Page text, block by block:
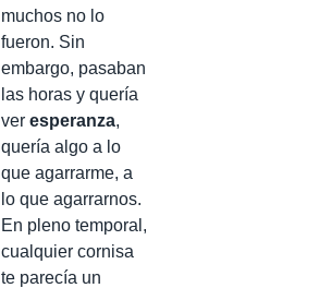
muchos no lo
fueron. Sin
embargo, pasaban
las horas y quería
ver esperanza,
quería algo a lo
que agarrarme, a
lo que agarrarnos.
En pleno temporal,
cualquier cornisa
te parecía un